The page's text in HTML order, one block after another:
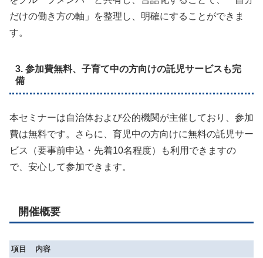
だけの働き方の軸」を整理し、明確にすることができま
す。
3. 参加費無料、子育て中の方向けの託児サービスも完
備
本セミナーは自治体および公的機関が主催しており、参加
費は無料です。さらに、育児中の方向けに無料の託児サー
ビス（要事前申込・先着10名程度）も利用できますの
で、安心して参加できます。
開催概要
項目
内容